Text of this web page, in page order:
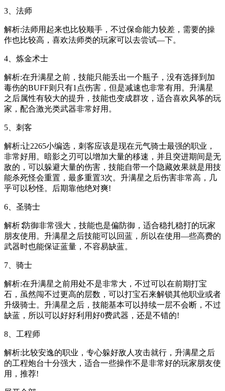
3、法师
解析:法师用起来也比较顺手，不过保命能力较差，需要的操
作也比较高，喜欢法师类的玩家可以去尝试—下。
4、炼金术士
解析:在升满星之前，技能只能丢出一个瓶子，没有选择到加
毒伤的BUFF则只有1点伤害，但是减速也非常有用。升满星
之后属性有较大的提升，技能也变成群攻，适合喜欢风筝的玩
家，配合激光类武器非常好用。
5、刺客
解析:让2265小编选，刺客应该是现在元气骑士最强的职业，
非常好用。暗影之刃可以增加大量的移速，并且突进期间是无
敌的，可以躲避大量的伤害，技能自带一个隐藏效果就是用技
能杀死怪会重置，最多重置3次。升满星之后伤害非常高，几
乎可以秒怪。后期靠他绝对爽!
6、圣骑士
解析∶防御非常强大，技能也是偏防御，适合稳扎稳打的玩家
朋友使用。升满星之后技能可以回蓝，所以在使用—些高费的
武器时也能保证蓝量，不容易缺蓝。
7、骑士
解析:在升满星之前用处不是非常大，不过可以在前期打宝
石，虽然闯不过更高的层数，可以打宝石来解锁其他职业或者
升级骑士。升满星之后，技能基本可以持续一层不会断，不过
缺蓝，所以可以好好利用好0费武器，还是不错的!
8、工程师
解析:比较安逸的职业，专心躲好敌人攻击就行，升满星之后
的工程炮台十分强大，适合一些操作不是非常好的玩家朋友使
用，推荐!